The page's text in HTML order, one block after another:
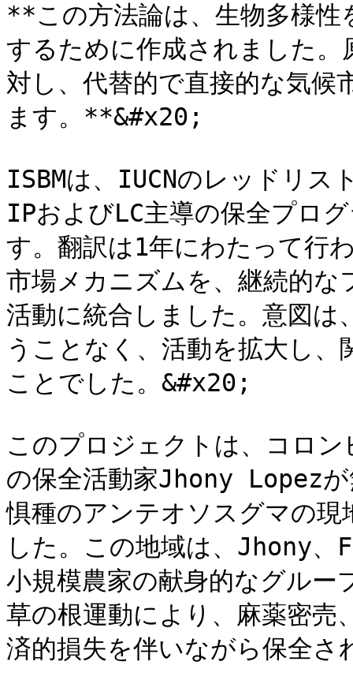
**この方法論は、生物多様性
するために作成されました。
対し、代替的で直接的な気候
ます。**&#x20;
ISBMは、IUCNのレッドリス
IPおよびLC主導の保全プロ
す。翻訳は1年にわたって行
市場メカニズムを、継続的
活動に統合しました。意図は
うことなく、活動を拡大し
ことでした。&#x20;
このプロジェクトは、コロ
の保全活動家Jhony Lopezが
惧種のアンテオソスグマの
した。この地域は、Jhony
小規模農家の献身的なグルー
草の根運動により、麻薬密売
済的損失を伴いながら保全さ